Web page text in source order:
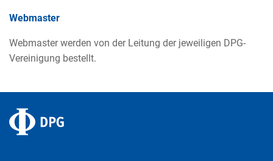
Webmaster
Webmaster werden von der Leitung der jeweiligen DPG-
Vereinigung bestellt.